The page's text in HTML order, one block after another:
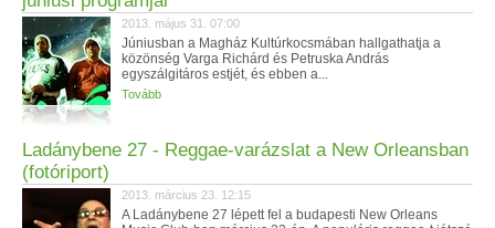
2013. május 31. 07:00
Júniusban a Magház Kultúrkocsmában hallgathatja a
közönség Varga Richárd és Petruska András
egyszálgitáros estjét, és ebben a...
Tovább
Ladánybene 27 - Reggae-varázslat a New Orleansban
(fotóriport)
2013. március 23. 12:15
A Ladánybene 27 lépett fel a budapesti New Orleans